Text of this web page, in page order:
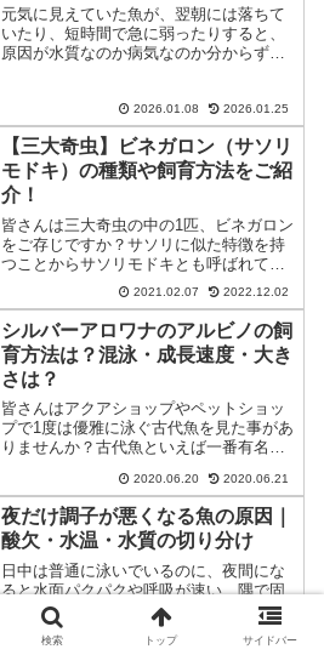
元気に見えていた魚が、翌朝には落ちて
いたり、短時間で急に弱ったりすると、
原因が水質なのか病気なのか分からず不
って起きることが多い。切り分けの考え
方は単純で、いつ起きた...
2026.01.08 2026.01.25
【三大奇虫】ビネガロン（サソリ
モドキ）の種類や飼育方法をご紹
介！
皆さんは三大奇虫の中の1匹、ビネガロン
をご存じですか？サソリに似た特徴を持
つことからサソリモドキとも呼ばれてい
ます。身の危険を感じると酸性の液体を
噴射し、自分の身を守るのですが、その
液体のニオイの臭さは強烈で、人間の目
や鼻に入ると炎症を起こ...
2021.02.07 2022.12.02
シルバーアロワナのアルビノの飼
育方法は？混泳・成長速度・大き
さは？
皆さんはアクアショップやペットショッ
プで1度は優雅に泳ぐ古代魚を見た事があ
りませんか？古代魚といえば一番有名な
りますが、一番ポピュラーなのが【シル
バーアロワナ】です。飼育をするには大
きいし、若干...
2020.06.20 2020.06.21
夜だけ調子が悪くなる魚の原因｜
酸欠・水温・水質の切り分け
日中は普通に泳いでいるのに、夜間にな
ると水面パクパクや呼吸が速い、隅で固
まる、底でじっとする、急に暴れる――
こうした「夜だけ調子が悪くなる」現象
は、ひとつの原因に決めつけるほど判断
2026.01.13 2026.01.24
検索 トップ サイドバー